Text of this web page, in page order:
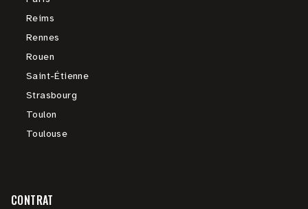
Reims
Rennes
Rouen
Saint-Étienne
Strasbourg
Toulon
Toulouse
CONTRAT